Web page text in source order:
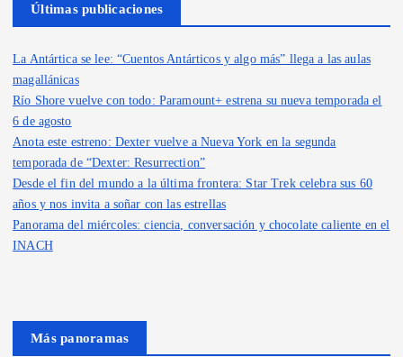
Últimas publicaciones
La Antártica se lee: “Cuentos Antárticos y algo más” llega a las aulas
magallánicas
Río Shore vuelve con todo: Paramount+ estrena su nueva temporada el
6 de agosto
Anota este estreno: Dexter vuelve a Nueva York en la segunda
temporada de “Dexter: Resurrection”
Desde el fin del mundo a la última frontera: Star Trek celebra sus 60
años y nos invita a soñar con las estrellas
Panorama del miércoles: ciencia, conversación y chocolate caliente en el
INACH
Más panoramas